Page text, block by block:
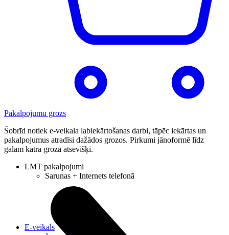
Pakalpojumu grozs
Šobrīd notiek e-veikala labiekārtošanas darbi, tāpēc iekārtas un
pakalpojumus atradīsi dažādos grozos. Pirkumi jānoformē līdz
galam katrā grozā atsevišķi.
LMT pakalpojumi
Sarunas + Internets telefonā
E-veikals